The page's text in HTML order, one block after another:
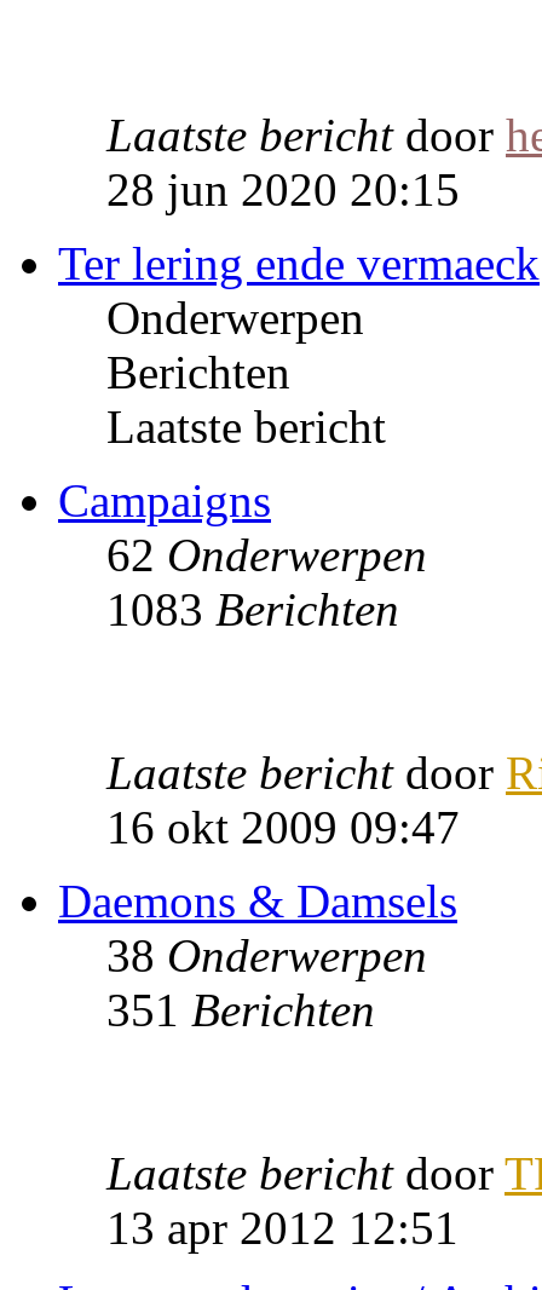
Laatste berichtdoor
28 jun 2020 20:15
Ter lering ende vermaeck
Onderwerpen
Berichten
Laatste bericht
Campaigns
62 Onderwerpen
1083 Berichten
Laatste berichtdoor
16 okt 2009 09:47
Daemons & Damsels
38 Onderwerpen
351 Berichten
Laatste berichtdoor
13 apr 2012 12:51